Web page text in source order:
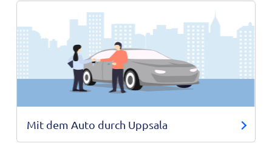
Mit dem Auto durch Uppsala